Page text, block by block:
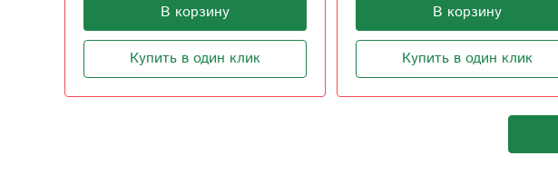
В корзину
Купить в один клик
В корзину
Купить в один клик